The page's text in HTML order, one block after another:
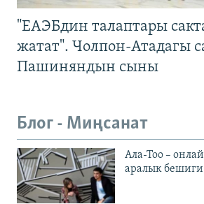
"ЕАЭБдин талаптары
жатат". Чолпон-Атадагы
Пашиняндын сыны
Блог - Миңсанат
Ала-Тоо –
аралык